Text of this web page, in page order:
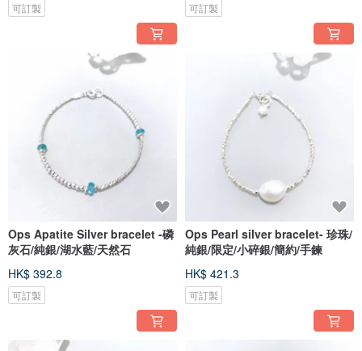
可訂製 可訂製
Ops Apatite Silver bracelet -磷
灰石/純銀/湖水藍/天然石
HK$ 392.8
可訂製
Ops Pearl silver bracelet- 珍珠/
純銀/限定/小碎銀/簡約/手鍊
HK$ 421.3
可訂製